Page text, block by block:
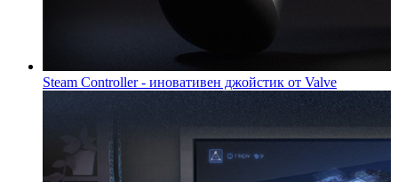
Steam Controller - иновативен джойстик от Valve